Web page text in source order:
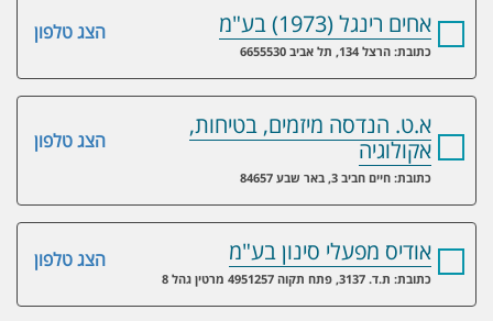
הצג טלפון אחים רינגל (1973) בע"מ
כתובת: הרצל 134, תל אביב 6655530
הצג טלפון
א.ט. הנדסה מיזמים, בטיחות,
אקולוגיה
כתובת: חיים חביב 3, באר שבע 84657
הצג טלפון אודיס מפעלי סינון בע"מ
כתובת: ת.ד. 3137, פתח תקוה 4951257 מרטין גהל 8